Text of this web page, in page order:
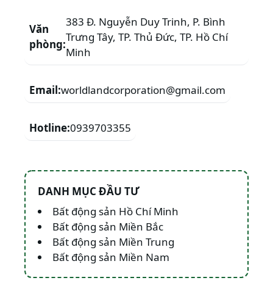
Văn
phòng:
383 Đ. Nguyễn Duy Trinh, P. Bình
Trưng Tây, TP. Thủ Đức, TP. Hồ Chí
Minh
Email:worldlandcorporation@gmail.com
Hotline:0939703355
DANH MỤC ĐẦU TƯ
Bất động sản Hồ Chí Minh
Bất động sản Miền Bắc
Bất động sản Miền Trung
Bất động sản Miền Nam